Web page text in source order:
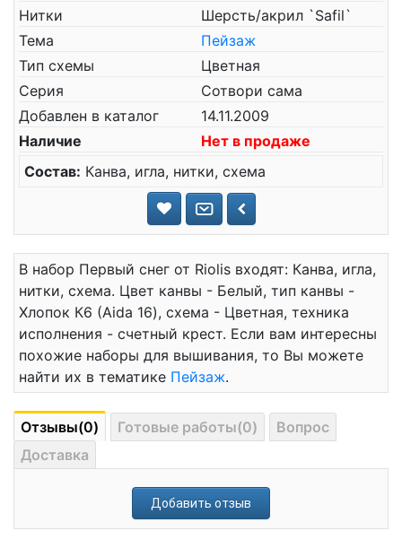
Нитки
Шерсть/акрил `Safil`
Тема
Пейзаж
Тип схемы
Цветная
Серия
Сотвори сама
Добавлен в каталог
14.11.2009
Наличие
Нет в продаже
Состав: Канва, игла, нитки, схема
В набор Первый снег от Riolis входят: Канва, игла,
нитки, схема. Цвет канвы - Белый, тип канвы -
Хлопок К6 (Aida 16), схема - Цветная, техника
исполнения - счетный крест. Если вам интересны
похожие наборы для вышивания, то Вы можете
найти их в тематике Пейзаж.
Отзывы(0) Готовые работы(0)
Вопрос
Доставка
Добавить отзыв